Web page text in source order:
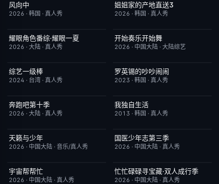
更新至第02集
风向中
2026 · 韩国 · 真人秀
更新至第02集
姐姐家的产地直送3
2026 · 韩国 · 真人秀
今日更新
耀眼角色番综·耀眼一夏
2026 · 大陆 · 真人秀
更新至第3期
开始奏乐开始舞
2026 · 中国大陆 · 大陆综艺
更新至110期
综艺一级棒
2024 · 台湾 · 真人秀
今日更新
罗英锡的吵吵闹闹
2023 · 韩国 · 真人秀
已完结
奔跑吧第十季
2026 · 大陆 · 真人秀
昨日更新
我独自生活
2013 · 韩国 · 真人秀
今日更新
天籁与少年
2026 · 中国大陆 · 音乐/真人秀
昨日更新
国医少年志第三季
2026 · 中国大陆 · 真人秀
更新至第3期
宇宙帮帮忙
2026 · 中国大陆 · 真人秀
今日更新 9.0
忙忙碌碌寻宝藏·双人成行季
2026 · 中国大陆 · 真人秀